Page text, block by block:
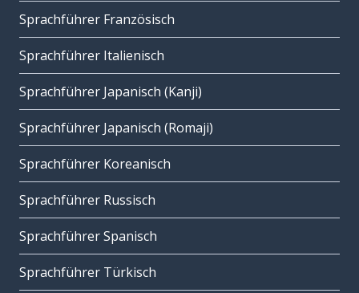
Sprachführer Französisch
Sprachführer Italienisch
Sprachführer Japanisch (Kanji)
Sprachführer Japanisch (Romaji)
Sprachführer Koreanisch
Sprachführer Russisch
Sprachführer Spanisch
Sprachführer Türkisch